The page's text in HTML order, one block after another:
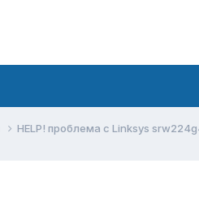
HELP! проблема с Linksys